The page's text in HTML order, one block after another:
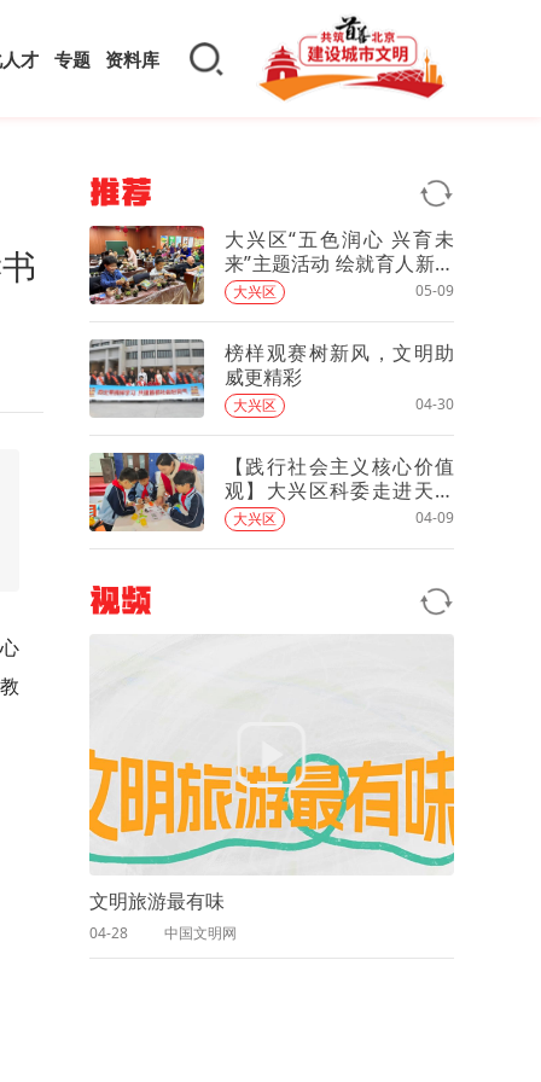
才 专题 资料库
推荐
大兴区“五色润心 兴育未
来”主题活动 绘就育人新场
景大兴区 05-09
榜样观赛树新风，文明助
威更精彩
大兴区 04-30
【践行社会主义核心价值
观】大兴区科委走进天普
碳中和科普基地开展教育
实践活动
大兴区 04-09
视频
文明旅游最有味
04-28 中国文明网